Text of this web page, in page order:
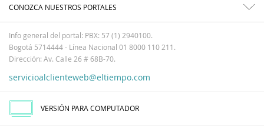
CONOZCA NUESTROS PORTALES
Info general del portal: PBX: 57 (1) 2940100.
Bogotá 5714444 - Línea Nacional 01 8000 110 211.
Dirección: Av. Calle 26 # 68B-70.
servicioalclienteweb@eltiempo.com
VERSIÓN PARA COMPUTADOR